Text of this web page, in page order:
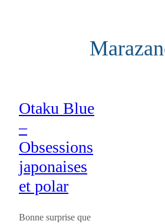
Otaku Blue
–
Obsessions
japonaises
et polar
Bonne surprise que